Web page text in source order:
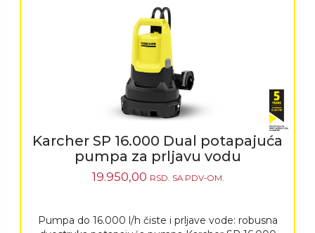
Karcher SP 16.000 Dual potapajuća
pumpa za prljavu vodu
19.950,00 RSD. SA PDV-OM.
Pumpa do 16.000 l/h čiste i prljave vode: robusna